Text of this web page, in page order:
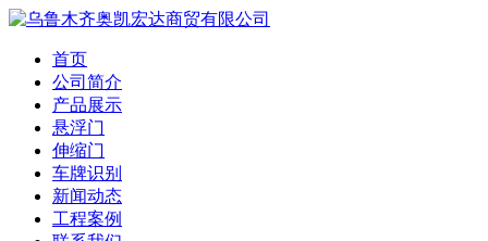
首页
公司简介
产品展示
悬浮门
伸缩门
车牌识别
新闻动态
工程案例